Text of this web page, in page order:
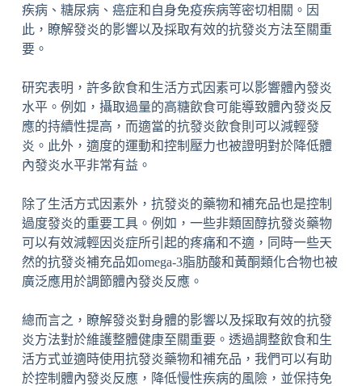
疾病、糖尿病、癌症和自身免疫疾病等密切相關。因
此，瞭解發炎的影響以及採取有效的抗發炎方法至關重
要。
研究表明，許多飲食和生活方式因素可以影響體內發炎
水平。例如，攝取過量的高糖飲食可能導致體內發炎反
應的持續性提高，而適當的抗發炎飲食則可以減輕發
炎。此外，適度的運動和控制壓力也被證明對於降低體
內發炎水平非常有益。
除了生活方式因素外，抗發炎的藥物和補充品也是控制
過度發炎的重要工具。例如，一些非類固醇抗發炎藥物
可以有效減輕因炎症所引起的疼痛和不適，同時一些天
然的抗發炎補充品如omega-3脂肪酸和黃酮類化合物也被
廣泛應用於調節體內發炎反應。
總而言之，瞭解發炎對身體的影響以及採取有效的抗發
炎方法對於維護整體健康至關重要。透過調整飲食和生
活方式並適時使用抗發炎藥物和補充品，我們可以有助
於控制體內發炎反應，降低慢性疾病的風險，並保持免